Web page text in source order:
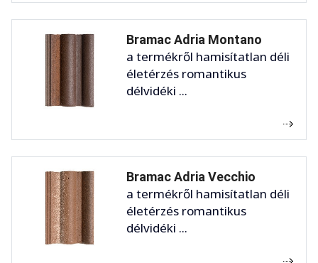
Bramac Adria Montano
a termékről hamisítatlan déli
életérzés romantikus
délvidéki ...
Bramac Adria Vecchio
a termékről hamisítatlan déli
életérzés romantikus
délvidéki ...